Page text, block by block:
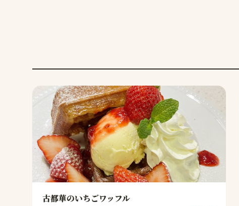
古都華のいちごワッフル